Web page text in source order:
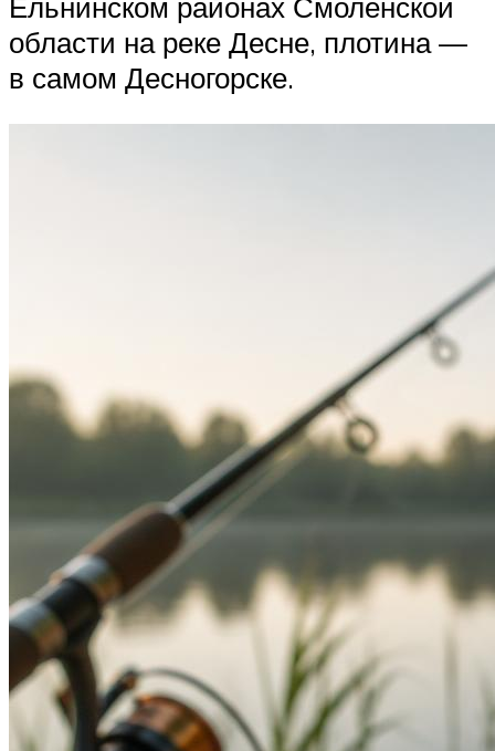
области на реке Десне, плотина —
в самом Десногорске.